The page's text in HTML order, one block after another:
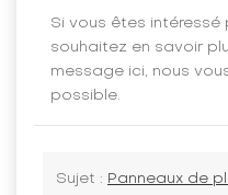
Si vous êtes
souhaitez en savoir
message ici, nous
possible.
Sujet : Panneaux de